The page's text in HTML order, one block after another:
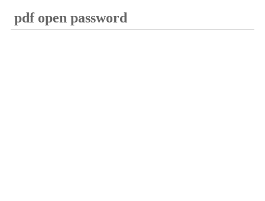
pdf open password